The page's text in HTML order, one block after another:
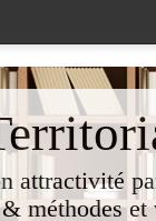
attractivité
méthodes